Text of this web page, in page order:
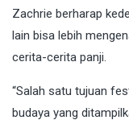
Zachrie berharap
lain bisa lebih
cerita-cerita panji.
“Salah satu tujuan
budaya yang